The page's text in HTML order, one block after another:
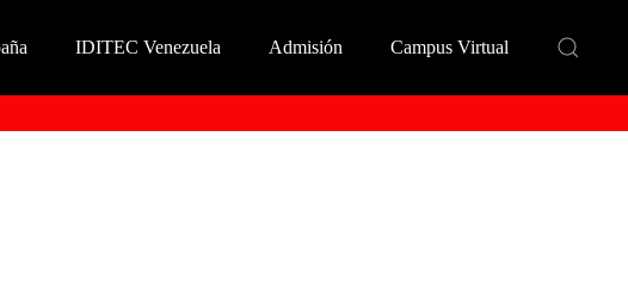
IDITEC Venezuela Admisión Campus Virtual